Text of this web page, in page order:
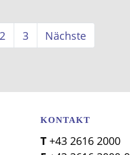
2 3 Nächste
KONTAKT
T +43 2616 2000